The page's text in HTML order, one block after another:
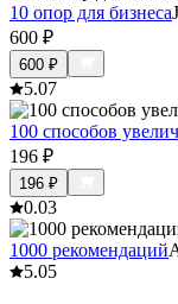
10 опор для бизнеса
600 ₽
600 ₽
5.07
100 способов
196 ₽
196 ₽
0.03
1000 рекомендаций
5.05